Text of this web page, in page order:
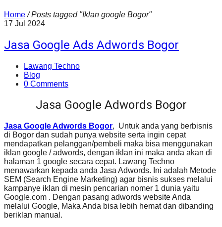
Home / Posts tagged "Iklan google Bogor"
17 Jul 2024
Jasa Google Ads Adwords Bogor
Lawang Techno
Blog
0 Comments
Jasa Google Adwords Bogor
Jasa Google Adwords Bogor, Untuk anda yang berbisnis
di Bogor dan sudah punya website serta ingin cepat
mendapatkan pelanggan/pembeli maka bisa menggunakan
iklan google / adwords, dengan iklan ini maka anda akan di
halaman 1 google secara cepat. Lawang Techno
menawarkan kepada anda Jasa Adwords. Ini adalah Metode
SEM (Search Engine Marketing) agar bisnis sukses melalui
kampanye iklan di mesin pencarian nomer 1 dunia yaitu
Google.com . Dengan pasang adwords website Anda
melalui Google, Maka Anda bisa lebih hemat dan dibanding
beriklan manual.